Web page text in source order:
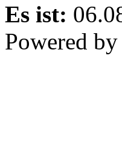
Es ist:
Powered by